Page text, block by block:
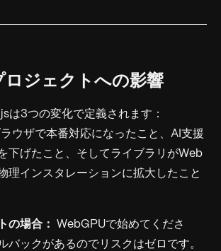
ロジェクトへの影響
は3つの変化で定義されます：
ウザで本番対応になったこと、AI支援
下げたこと、そしてライブラリがWeb
理インスタレーションに拡大したこと
の場合：
WebGPUで始めてくださ
バックがあるのでリスクはゼロです。